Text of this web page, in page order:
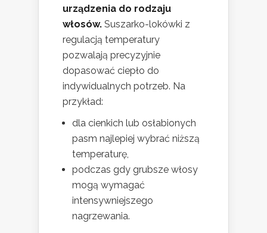
urządzenia do rodzaju
włosów. Suszarko-lokówki z
regulacją temperatury
pozwalają precyzyjnie
dopasować ciepło do
indywidualnych potrzeb. Na
przykład:
dla cienkich lub osłabionych
pasm najlepiej wybrać niższą
temperaturę,
podczas gdy grubsze włosy
mogą wymagać
intensywniejszego
nagrzewania.